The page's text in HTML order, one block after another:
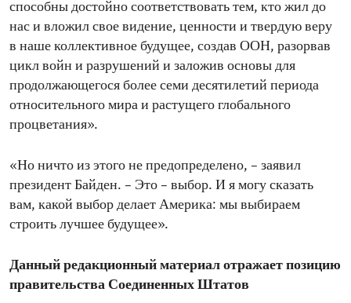
способны достойно соответствовать тем, кто жил до
нас и вложил свое видение, ценности и твердую веру
в наше коллективное будущее, создав ООН, разорвав
цикл войн и разрушений и заложив основы для
продолжающегося более семи десятилетий периода
относительного мира и растущего глобального
процветания».
«Но ничто из этого не предопределено, – заявил
президент Байден. – Это – выбор. И я могу сказать
вам, какой выбор делает Америка: мы выбираем
строить лучшее будущее».
Данный редакционный материал отражает позицию
правительства Соединенных Штатов